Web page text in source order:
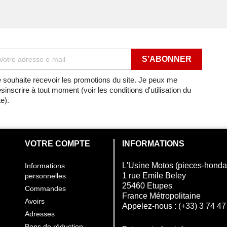
CARROSSERIE DE
CARROSSERIE DE
CARROSSERIE DE
CARROSSERIE DE
CARROSSERIE DE
CARROSSERIE DE
souhaite recevoir les promotions du site. Je peux me
à tout moment (voir les conditions d'utilisation du
VOTRE COMPTE
Informations
personnelles
Commandes
Avoirs
Adresses
INFORMATIONS
L'Usine Motos (pieces-
1 rue Emile Beley
25460 Etupes
France Métropolitaine
Appelez-nous : (+33) 3 74